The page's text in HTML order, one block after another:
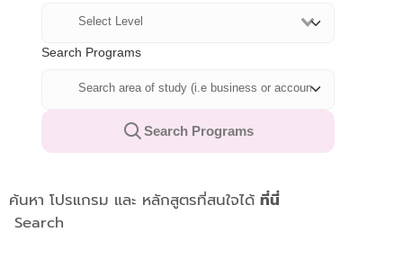
ค้นหา โปรแกรม และ หลักสูตรที่สนใจได้ ที่นี่
Search